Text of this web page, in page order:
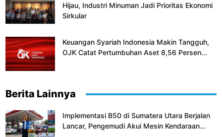
Hijau, Industri Minuman Jadi Prioritas Ekonomi
Sirkular
Keuangan Syariah Indonesia Makin Tangguh,
OJK Catat Pertumbuhan Aset 8,56 Persen...
Berita Lainnya
Implementasi B50 di Sumatera Utara Berjalan
Lancar, Pengemudi Akui Mesin Kendaraan...